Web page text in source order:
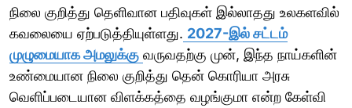
நிலை குறித்து தெளிவான பதிவுகள் இல்லாதது உலகளவில்
கவலையை ஏற்படுத்தியுள்ளது. 2027-இல் சட்டம்
முழுமையாக அமலுக்கு வருவதற்கு முன், இந்த நாய்களின்
உண்மையான நிலை குறித்து தென் கொரியா அரசு
வெளிப்படையான விளக்கத்தை வழங்குமா என்ற கேள்வி